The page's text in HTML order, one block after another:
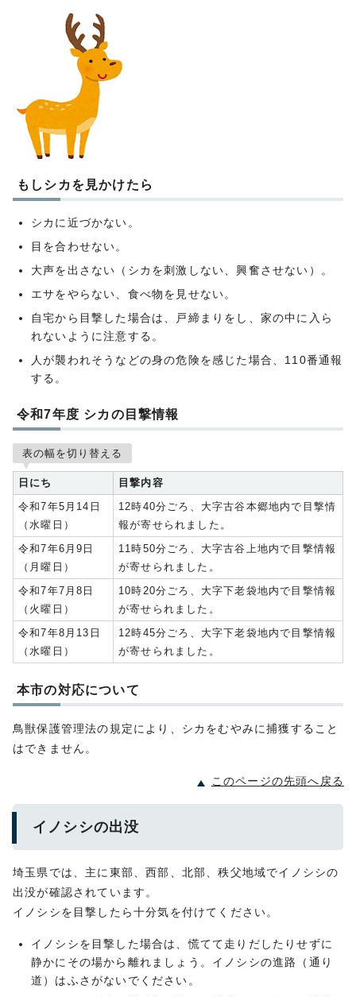
もしシカを見かけたら
シカに近づかない。
目を合わせない。
大声を出さない（シカを刺激しない、興奮させない）。
エサをやらない、食べ物を見せない。
自宅から目撃した場合は、戸締まりをし、家の中に入ら
れないように注意する。
人が襲われそうなどの身の危険を感じた場合、110番通報
する。
令和7年度 シカの目撃情報
表の幅を切り替える
日にち
目撃内容
令和7年5月14日
（水曜日）
12時40分ごろ、大字古谷本郷地内で目撃情
報が寄せられました。
令和7年6月9日
（月曜日）
11時50分ごろ、大字古谷上地内で目撃情報
が寄せられました。
令和7年7月8日
（火曜日）
10時20分ごろ、大字下老袋地内で目撃情報
が寄せられました。
令和7年8月13日
（水曜日）
12時45分ごろ、大字下老袋地内で目撃情報
が寄せられました。
本市の対応について
鳥獣保護管理法の規定により、シカをむやみに捕獲すること
はできません。
このページの先頭へ戻る
イノシシの出没
埼玉県では、主に東部、西部、北部、秩父地域でイノシシの
出没が確認されています。
イノシシを目撃したら十分気を付けてください。
イノシシを目撃した場合は、慌てて走りだしたりせずに
静かにその場から離れましょう。イノシシの進路（通り
道）はふさがないでください。